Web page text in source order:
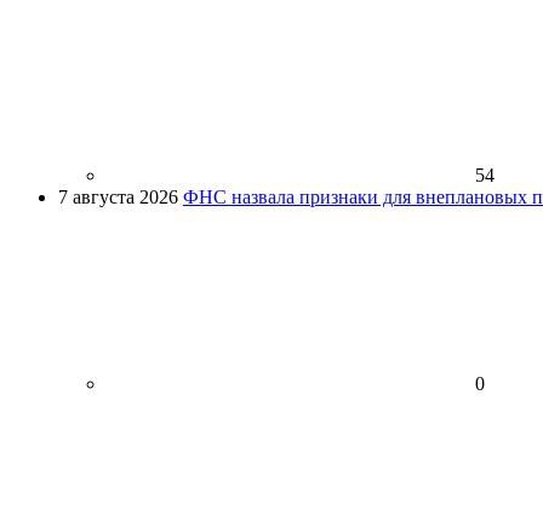
54
7 августа 2026 ФНС назвала признаки для внеплановых
0